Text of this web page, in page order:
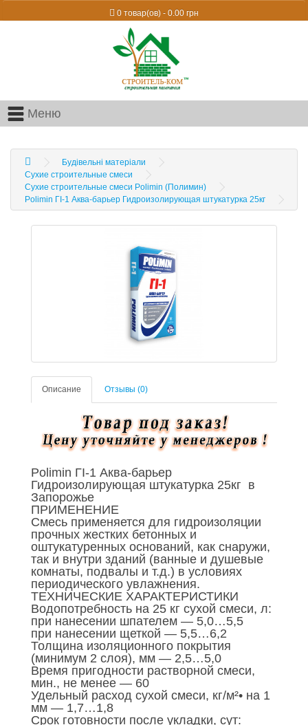
0 товар(ов) - 0.00 грн
Меню
Будівельні матеріали
Сухие строительные смеси
Сухие строительные смеси Polimin (Полимин)
Polimin ГI-1 Аква-барьер Гидроизолирующая штукатурка 25кг
Описание Отзывы (0)
Polimin ГI-1 Аква-барьер
Гидроизолирующая штукатурка 25кг в
Запорожье
ПРИМЕНЕНИЕ
Смесь применяется для гидроизоляции
прочных жестких бетонных и
оштукатуренных оснований, как снаружи,
так и внутри зданий (ванные и душевые
комнаты, подвалы и т.д.) в условиях
периодического увлажнения.
ТЕХНИЧЕСКИЕ ХАРАКТЕРИСТИКИ
Водопотребность на 25 кг сухой смеси, л:
при нанесении шпателем — 5,0…5,5
при нанесении щеткой — 5,5…6,2
Толщина изоляционного покрытия
(минимум 2 слоя), мм — 2,5…5,0
Время пригодности растворной смеси,
мин., не менее — 60
Удельный расход сухой смеси, кг/м²• на 1
мм — 1,7…1,8
Срок готовности после укладки, сут: